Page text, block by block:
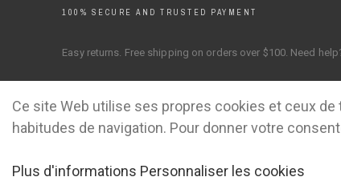
100% SECURE AND TRUSTED PAYMENT
Easy returns. Free shipping on orders over $100. Need
Ce site Web utilise ses propres cookies et ceux
habitudes de navigation. Pour donner votre
Plus d'informations Personnaliser les cookies